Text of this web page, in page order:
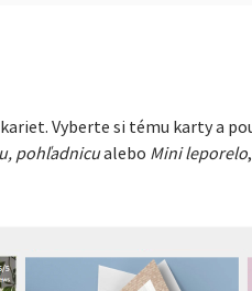
Vyberte si tému karty a
pohľadnicualebo Mini leporelo